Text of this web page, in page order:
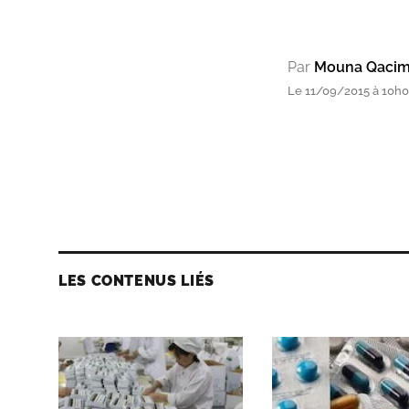
Par Mouna
Le 11/09/2015 à
LES CONTENUS LIÉS